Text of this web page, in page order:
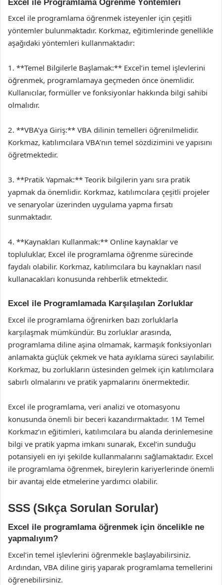
Excel ile Programlama Öğrenme Yöntemleri
Excel ile programlama öğrenmek isteyenler için çeşitli
yöntemler bulunmaktadır. Korkmaz, eğitimlerinde genellikle
aşağıdaki yöntemleri kullanmaktadır:
1. **Temel Bilgilerle Başlamak:** Excel’in temel işlevlerini
öğrenmek, programlamaya geçmeden önce önemlidir.
Kullanıcılar, formüller ve fonksiyonlar hakkında bilgi sahibi
olmalıdır.
2. **VBA’ya Giriş:** VBA dilinin temelleri öğrenilmelidir.
Korkmaz, katılımcılara VBA’nın temel sözdizimini ve yapısını
öğretmektedir.
3. **Pratik Yapmak:** Teorik bilgilerin yanı sıra pratik
yapmak da önemlidir. Korkmaz, katılımcılara çeşitli projeler
ve senaryolar üzerinden uygulama yapma fırsatı
sunmaktadır.
4. **Kaynakları Kullanmak:** Online kaynaklar ve
topluluklar, Excel ile programlama öğrenme sürecinde
faydalı olabilir. Korkmaz, katılımcılara bu kaynakları nasıl
kullanacakları konusunda rehberlik etmektedir.
Excel ile Programlamada Karşılaşılan Zorluklar
Excel ile programlama öğrenirken bazı zorluklarla
karşılaşmak mümkündür. Bu zorluklar arasında,
programlama diline aşina olmamak, karmaşık fonksiyonları
anlamakta güçlük çekmek ve hata ayıklama süreci sayılabilir.
Korkmaz, bu zorlukların üstesinden gelmek için katılımcılara
sabırlı olmalarını ve pratik yapmalarını önermektedir.
Excel ile programlama, veri analizi ve otomasyonu
konusunda önemli bir beceri kazandırmaktadır. 1M Temel
Korkmaz’ın eğitimleri, katılımcılara bu alanda derinlemesine
bilgi ve pratik yapma imkanı sunarak, Excel’in sunduğu
potansiyeli en iyi şekilde kullanmalarını sağlamaktadır. Excel
ile programlama öğrenmek, bireylerin kariyerlerinde önemli
bir avantaj elde etmelerine yardımcı olabilir.
SSS (Sıkça Sorulan Sorular)
Excel ile programlama öğrenmek için öncelikle ne
yapmalıyım?
Excel’in temel işlevlerini öğrenmekle başlayabilirsiniz.
Ardından, VBA diline giriş yaparak programlama temellerini
öğrenebilirsiniz.